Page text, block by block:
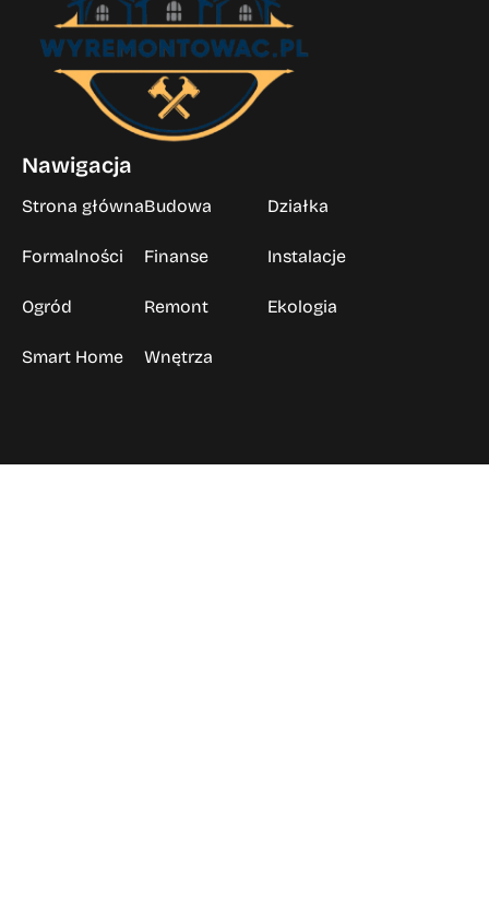
Nawigacja
Strona głównaBudowa Działka
Formalności Finanse Instalacje
Ogród Remont Ekologia
Smart Home Wnętrza